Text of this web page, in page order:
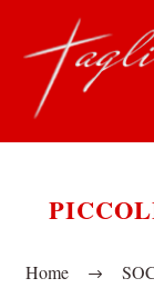
Home